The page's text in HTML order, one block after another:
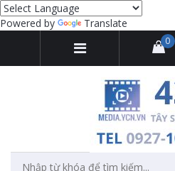
Powered by Translate
0